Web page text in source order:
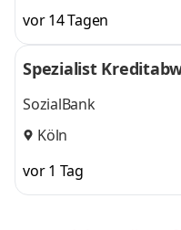
vor 14 Tagen
Spezialist
SozialBank
Köln
vor 1 Tag